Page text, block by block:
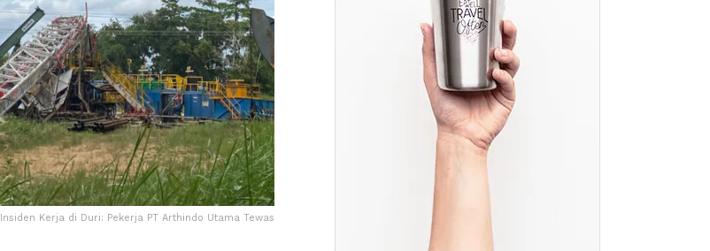
Insiden Kerja di Duri: Pekerja PT Arthindo Utama Tewas